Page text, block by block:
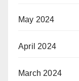
May 2024
April 2024
March 2024